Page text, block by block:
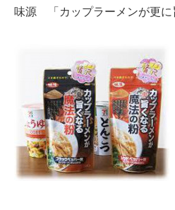
味源 「カップラーメンが更に